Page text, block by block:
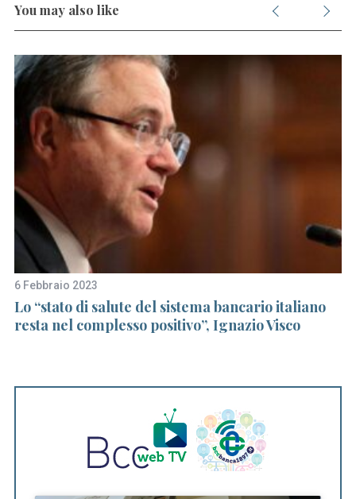
You may also like
6 Febbraio 2023
Lo “stato di salute del sistema bancario italiano
resta nel complesso positivo”, Ignazio Visco
r